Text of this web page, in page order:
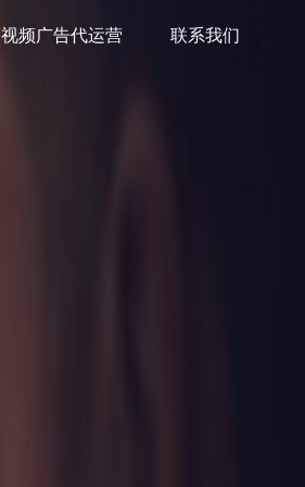
视频广告代运营 联系我们